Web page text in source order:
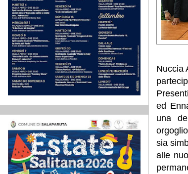
Nuccia
ed
una
sia
alle